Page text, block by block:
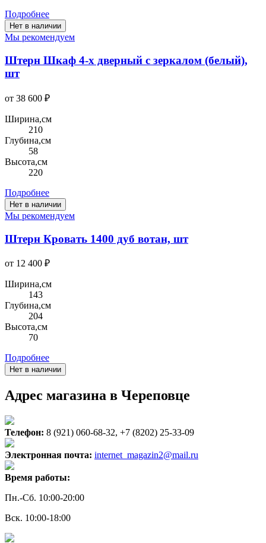
Подробнее
Нет в наличии
Мы рекомендуем
Штерн Шкаф 4-х дверный с зеркалом (белый),
шт
от 38 600 ₽
Ширина,см
210
Глубина,см
58
Высота,см
220
Подробнее
Нет в наличии
Мы рекомендуем
Штерн Кровать 1400 дуб вотан, шт
от 12 400 ₽
Ширина,см
143
Глубина,см
204
Высота,см
70
Подробнее
Нет в наличии
Адрес магазина в Череповце
Телефон: 8 (921) 060-68-32, +7 (8202) 25-33-09
Электронная почта: internet_magazin2@mail.ru
Время работы:
Пн.-Сб. 10:00-20:00
Вск. 10:00-18:00